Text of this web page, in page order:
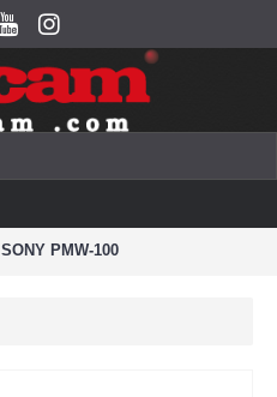
SONY PMW-100